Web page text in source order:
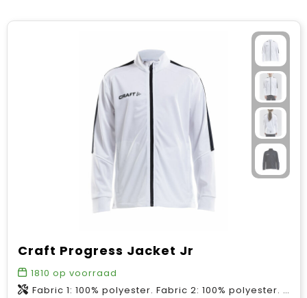
Craft Progress Jacket Jr
1810 op voorraad
Fabric 1: 100% polyester. Fabric 2: 100% polyester. Fabric 3: 90% polyester, 10% elastane.